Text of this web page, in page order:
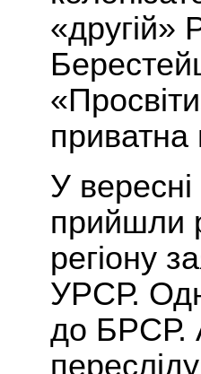
«другій»
У
прийшли
регіону
УРСР.
до БРСР.